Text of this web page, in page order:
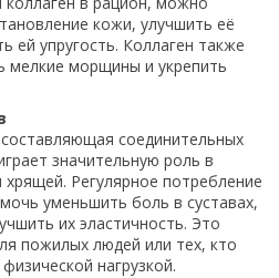
кожи, улучшить её
ей упругость. Коллаген также
мелкие морщины и укрепить
соединительных
значительную роль в
хрящей. Регулярное потребление
уменьшить боль в суставах,
их эластичность. Это
пожилых людей или тех, кто
нагрузкой.